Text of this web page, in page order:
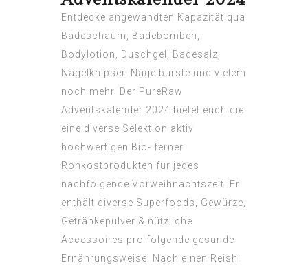
Entdecke angewandten Kapazität qua
Badeschaum, Badebomben,
Bodylotion, Duschgel, Badesalz,
Nagelknipser, Nagelbürste und vielem
noch mehr. Der PureRaw
Adventskalender 2024 bietet euch die
eine diverse Selektion aktiv
hochwertigen Bio- ferner
Rohkostprodukten für jedes
nachfolgende Vorweihnachtszeit. Er
enthält diverse Superfoods, Gewürze,
Getränkepulver & nützliche
Accessoires pro folgende gesunde
Ernährungsweise. Nach einen Reishi